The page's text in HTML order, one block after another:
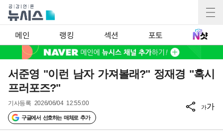
메인 랭킹 섹션 포토
서준영 "이런 남자 가져볼래?" 정재경 "혹시
프러포즈?"
기사등록 2026/06/04 12:55:00
구글에서 선호하는 매체로 추가
가가